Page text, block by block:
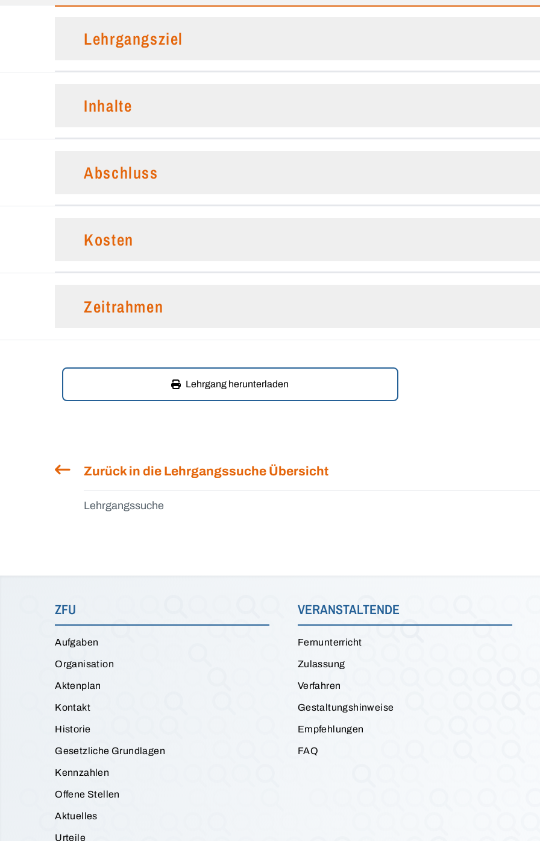
Lehrgangsziel
Inhalte
Abschluss
Kosten
Zeitrahmen
Lehrgang herunterladen
Zurück in die Lehrgangssuche Übersicht
Lehrgangssuche
ZFU
Aufgaben
Organisation
Aktenplan
Kontakt
Historie
Gesetzliche Grundlagen
Kennzahlen
Offene Stellen
Aktuelles
Urteile
VERANSTALTENDE
Fernunterricht
Zulassung
Verfahren
Gestaltungshinweise
Empfehlungen
FAQ